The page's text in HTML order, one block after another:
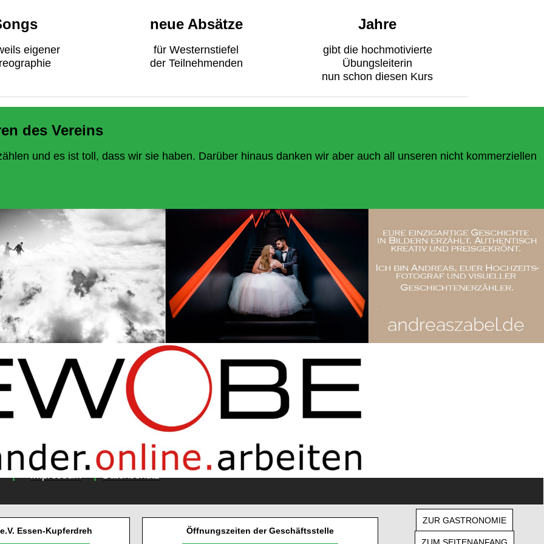
eigener
neue Absätze
für Westernstiefel
der Teilnehmenden
Jahre
gibt die hochmotivierte
Übungsleiterin
nun schon diesen Kurs
des Vereins
und es ist toll, dass wir sie haben. Darüber hinaus danken wir aber auch all unseren nicht kommerziellen
Impressum
Essen-Kupferdreh Öffnungszeiten der Geschäftsstelle
ZUR GASTRONOMIE
ZUM SEITENANFANG